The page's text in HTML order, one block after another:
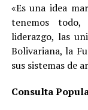
«Es una idea
tenemos
liderazgo, las
Bolivariana, la
sus sistemas de
Consulta